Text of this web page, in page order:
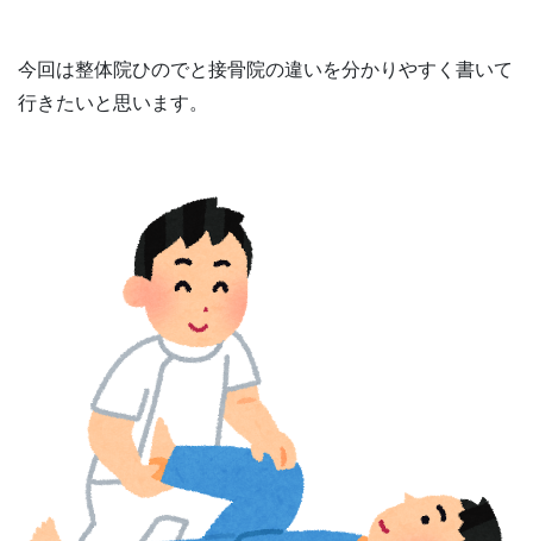
今回は整体院ひのでと接骨院の違いを分かりやすく書いて
行きたいと思います。